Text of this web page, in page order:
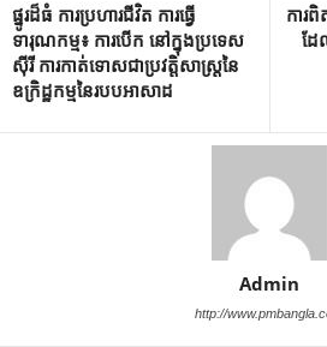
ផ្នូរដ៏ធំ ការប្រហារជីវិត ការធ្វើ
ទារុណកម្ម៖ ការបើក នៅក្នុងប្រទេស
ស៊ីរី ការកាត់ទោសជាប្រវត្តិសាស្ត្រនៃ
ឧក្រិដ្ឋកម្មនៃរបបអាសាដ
ការ
ដែ
Admin
http://